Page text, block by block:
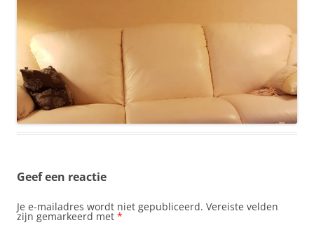
Geef een reactie
Je e-mailadres wordt niet gepubliceerd. Vereiste velden
zijn gemarkeerd met *